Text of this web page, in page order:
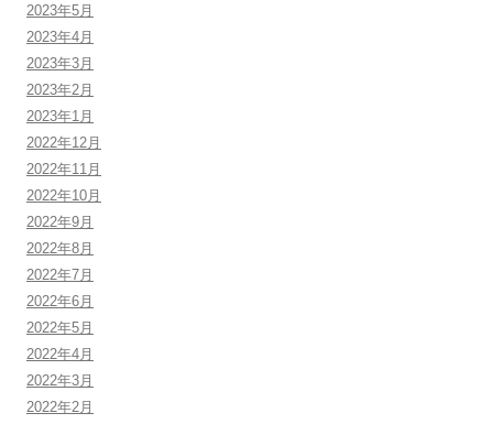
2023年5月
2023年4月
2023年3月
2023年2月
2023年1月
2022年12月
2022年11月
2022年10月
2022年9月
2022年8月
2022年7月
2022年6月
2022年5月
2022年4月
2022年3月
2022年2月